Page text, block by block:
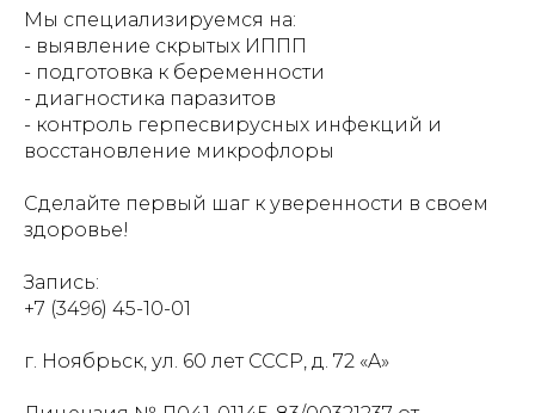
Мы специализируемся на:
- выявление скрытых ИППП
- подготовка к беременности
- диагностика паразитов
- контроль герпесвирусных инфекций и
восстановление микрофлоры
Сделайте первый шаг к уверенности в своем
здоровье!
Запись:
+7 (3496) 45-10-01
г. Ноябрьск, ул. 60 лет СССР, д. 72 «A»